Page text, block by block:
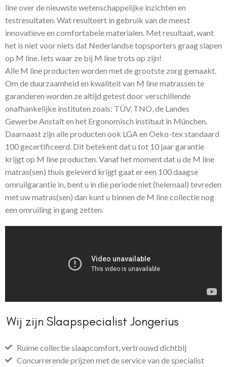
line over de nieuwste wetenschappelijke inzichten en
testresultaten. Wat resulteert in gebruik van de meest
innovatieve en comfortabele materialen. Met resultaat, want
het is niet voor niets dat Nederlandse topsporters graag slapen
op M line. Iets waar ze bij M line trots op zijn!
Alle M line producten worden met de grootste zorg gemaakt.
Om de duurzaamheid en kwaliteit van M line matrassen te
garanderen worden ze altijd getest door verschillende
onafhankelijke instituten zoals: TÜV, TNO, de Landes
Gewerbe Anstalt en het Ergonomisch instituut in München.
Daarnaast zijn alle producten ook LGA en Oeko-tex standaard
100 gecertificeerd. Dit betekent dat u tot 10 jaar garantie
krijgt op M line producten. Vanaf het moment dat u de M line
matras(sen) thuis geleverd krijgt gaat er een 100 daagse
omruilgarantie in, bent u in die periode niet (helemaal) tevreden
met uw matras(sen) dan kunt u binnen de M line collectie nog
een omruiling in gang zetten.
Wij zijn Slaapspecialist Jongerius
Ruime collectie slaapcomfort, vertrouwd dichtbij
Concurrerende prijzen met de service van de specialist